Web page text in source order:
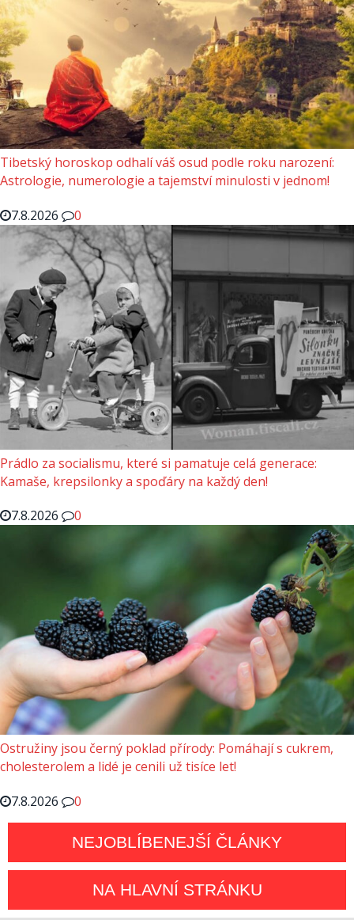
Tibetský horoskop odhalí váš osud podle roku narození:
Astrologie, numerologie a tajemství minulosti v jednom!
7.8.2026
0
Prádlo za socialismu, které si pamatuje celá generace:
Kamaše, krepsilonky a spoďáry na každý den!
7.8.2026
0
Ostružiny jsou černý poklad přírody: Pomáhají s cukrem,
cholesterolem a lidé je cenili už tisíce let!
7.8.2026
0
NEJOBLÍBENEJŠÍ ČLÁNKY
NA HLAVNÍ STRÁNKU